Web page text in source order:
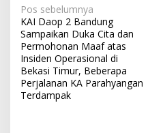
N
a
v
i
g
Pos sebelumnya
KAI Daop 2 Bandung
Sampaikan Duka Cita dan
Permohonan Maaf atas
Insiden Operasional di
Bekasi Timur, Beberapa
Perjalanan KA Parahyangan
Terdampak